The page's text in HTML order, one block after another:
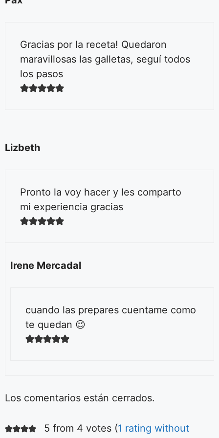
Gracias por la receta! Quedaron
maravillosas las galletas, seguí todos
los pasos
Lizbeth
Pronto la voy hacer y les comparto
mi experiencia gracias
Irene Mercadal
cuando las prepares cuentame como
te quedan 😉
Los comentarios están cerrados.
5 from 4 votes (1 rating without
Ensalada fácil